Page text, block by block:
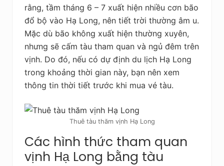
rằng, tầm tháng 6 – 7 xuất hiện nhiều cơn bão
đổ bộ vào Hạ Long, nên tiết trời thường âm u.
Mặc dù bão không xuất hiện thường xuyên,
nhưng sẽ cấm tàu tham quan và ngủ đêm trên
vịnh. Do đó, nếu có dự định du lịch Hạ Long
trong khoảng thời gian này, bạn nên xem
thông tin thời tiết trước khi mua vé tàu.
Thuê tàu thăm vịnh Hạ Long
Các hình thức tham quan
vịnh Hạ Long bằng tàu